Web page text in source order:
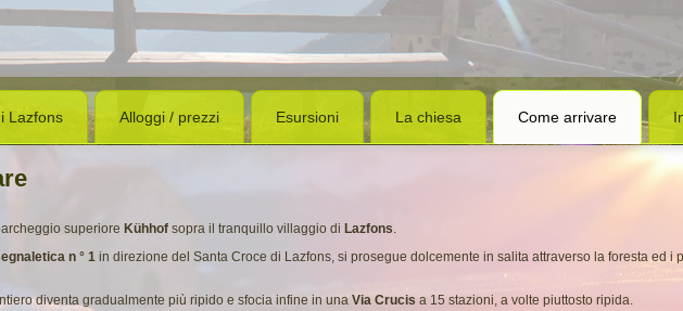
Lazfons Alloggi / prezzi Esursioni La chiesa Come arrivare
superiore Kühhof sopra il tranquillo villaggio di Lazfons.
n ° 1 in direzione del Santa Croce di Lazfons, si prosegue dolcemente in salita attraverso la foresta ed i
diventa gradualmente più ripido e sfocia infine in una Via Crucis a 15 stazioni, a volte piuttosto ripida.